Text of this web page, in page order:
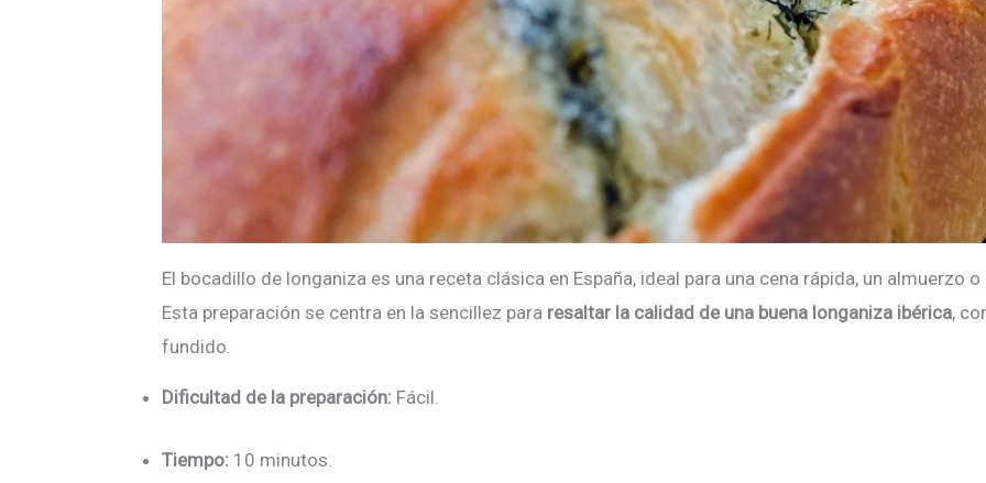
El bocadillo de longaniza es una receta clásica en España, ideal para una cena rápida, un almuerzo
Esta preparación se centra en la sencillez para resaltar la calidad de una buena longaniza ibérica,
fundido.
Dificultad de la preparación: Fácil.
Tiempo: 10 minutos.